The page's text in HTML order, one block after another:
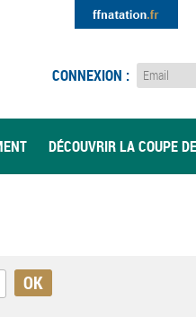
CONNEXION :
DÉCOUVRIR LA COUPE